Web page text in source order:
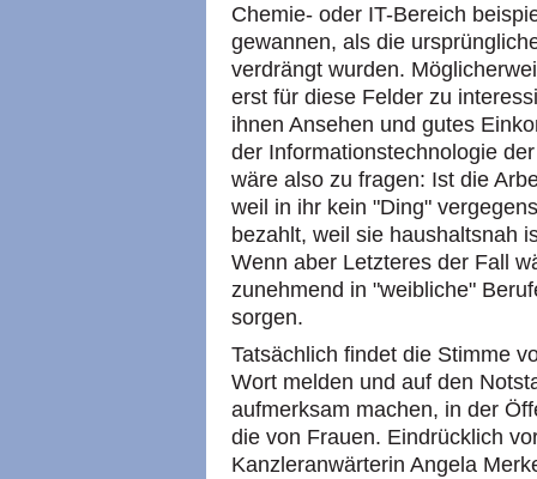
Chemie- oder IT-Bereich
gewannen, als die
verdrängt wurden.
erst für diese Felder zu
ihnen Ansehen und gutes
der Informationstechnologie
wäre also zu fragen: Ist die
weil in ihr kein "Ding"
bezahlt, weil sie haushaltsnah
Wenn aber Letzteres der Fall
zunehmend in "weibliche"
sorgen.
Tatsächlich findet die Stimme
Wort melden und auf den
aufmerksam machen, in der
die von Frauen. Eindrücklich
Kanzleranwärterin Angela